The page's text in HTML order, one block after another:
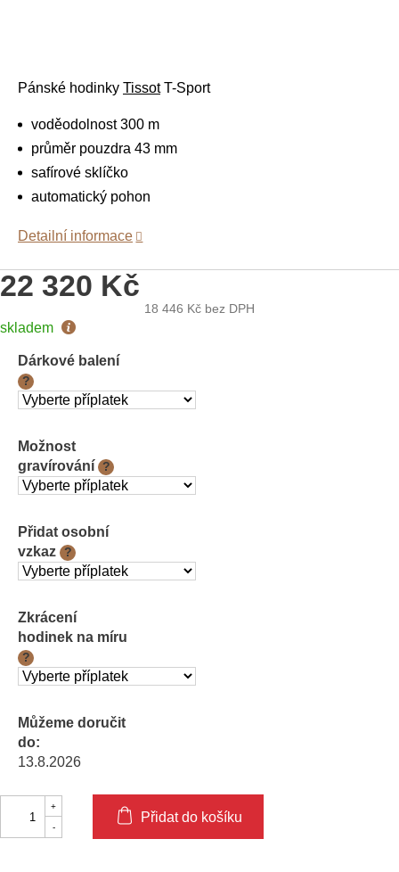
22 320 Kč
18 446 Kč bez DPH
Měrná
skladem
Dárkové balení
?
Možnost
gravírování
?
Přidat osobní
vzkaz
?
Zkrácení
hodinek na míru
?
Můžeme doručit
do:
13.8.2026
Přidat do košíku
Pánské hodinky TissotT-Sport
voděodolnost 300 m
průměr pouzdra 43 mm
safírové sklíčko
automatický pohon
Detailní informace